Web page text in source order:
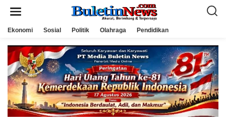
Ekonomi Sosial Politik Olahraga Pendidikan